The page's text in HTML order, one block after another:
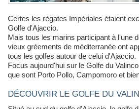
Certes les régates Impériales étaient exclusivement dédiées au
Golfe d'Ajaccio.
Mais tous les marins participant à l'une
vieux gréements de méditerranée ont
tous les golfes autour de celui d'Ajaccio.
Focus aujourd'hui sur le Golfe du
que sont Porto Pollo, Campomoro et
DÉCOUVRIR LE GOLFE DU